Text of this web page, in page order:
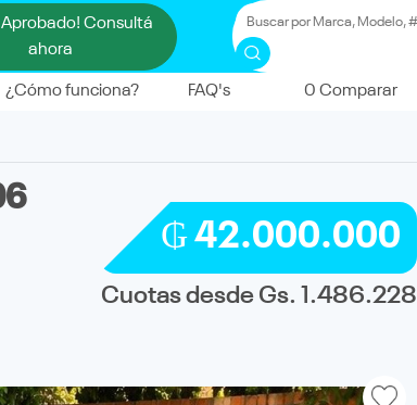
Aprobado! Consultá
ahora
¿Cómo funciona? FAQ's 0 Comparar
₲ 42.000.000
Cuotas desde Gs. 1.486.228